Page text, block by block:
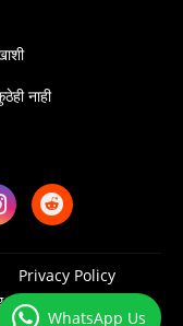
नाही
Privacy Policy
Templates|
WhatsApp Us